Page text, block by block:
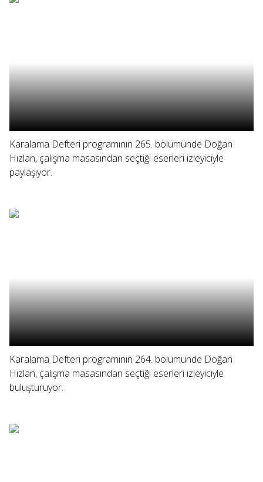
Karalama Defteri programının 265. bölümünde Doğan
Hızlan, çalışma masasından seçtiği eserleri izleyiciyle
paylaşıyor.
Karalama Defteri programının 264. bölümünde Doğan
Hızlan, çalışma masasından seçtiği eserleri izleyiciyle
buluşturuyor.